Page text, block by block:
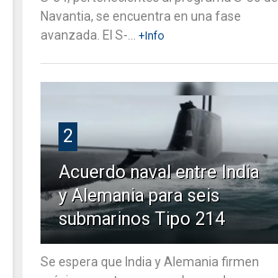
Navantia, se encuentra en una fase
avanzada. El S-...
+Info
2
Acuerdo naval entre India
y Alemania para seis
submarinos Tipo 214
Se espera que India y Alemania firmen